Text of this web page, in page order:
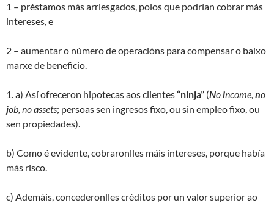
1 – préstamos más arriesgados, polos que podrían cobrar más
intereses, e
2 – aumentar o número de operacións para compensar o baixo
marxe de beneficio.
1. a) Así ofreceron hipotecas aos clientes“ninja” (Noincome, no
job, noassets; persoas sen ingresos fixo, ou sin empleo fixo, ou
sen propiedades).
b) Como é evidente, cobraronlles máis intereses, porque había
más risco.
c) Ademáis, concederonlles créditos por un valor superior ao